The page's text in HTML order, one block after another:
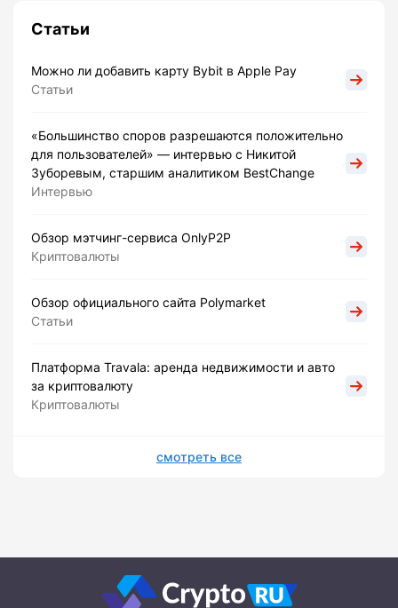
Статьи
Можно ли добавить карту Bybit в Apple Pay
Статьи
«Большинство споров разрешаются положительно
для пользователей» — интервью с Никитой
Зуборевым, старшим аналитиком BestChange
Интервью
Обзор мэтчинг-сервиса OnlyP2P
Криптовалюты
Обзор официального сайта Polymarket
Статьи
Платформа Travala: аренда недвижимости и авто
за криптовалюту
Криптовалюты
смотреть все